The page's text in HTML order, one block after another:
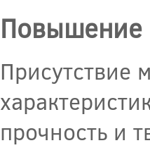
Повышение
Присутствие
прочность и